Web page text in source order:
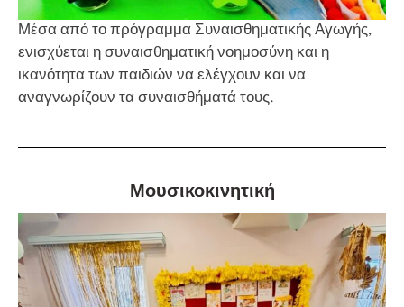
Μέσα από το πρόγραμμα Συναισθηματικής Αγωγής,
ενισχύεται η συναισθηματική νοημοσύνη και η
ικανότητα των παιδιών να ελέγχουν και να
αναγνωρίζουν τα συναισθήματά τους.
Μουσικοκινητική